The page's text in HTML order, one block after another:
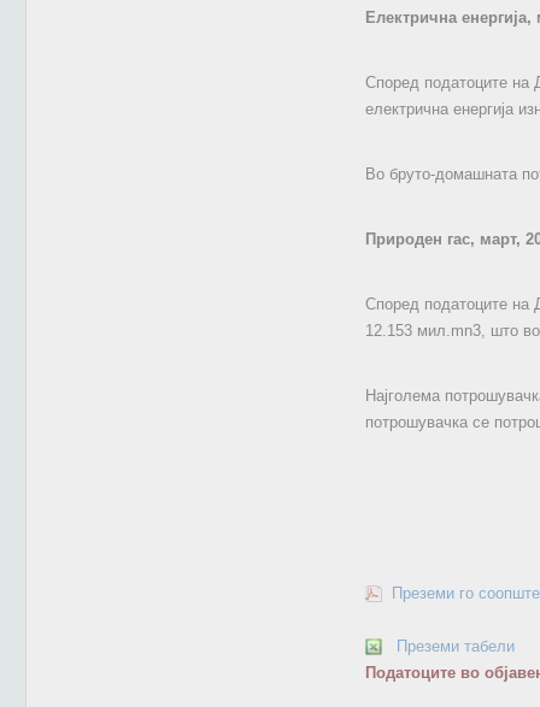
Електрична енергија,
Според податоците на
електрична енергија
Во бруто-домашната
Природен гас, март,
Според податоците на
12.153 мил.mn3, што
Најголема
потрошувачка се
Преземи го
Преземи табели
Податоците во